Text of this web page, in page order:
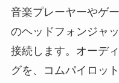
音楽プレーヤーやゲ
のヘッドフォンジャ
接続します。オーデ
グを、コムパイロッ